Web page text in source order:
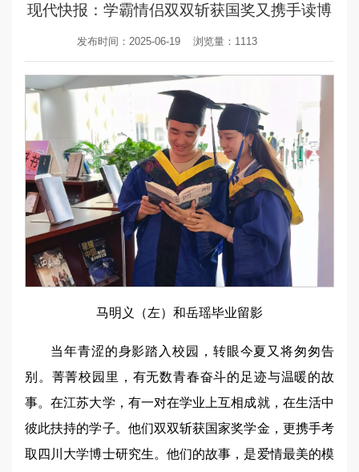
现代快报：学霸情侣双双斩获国奖又携手读博
发布时间：2025-06-19 浏览量： 1113
马明义（左）和岳瑶毕业留影
当年青涩的身影踏入校园，转眼今夏又将匆匆告
别。菁菁校园里，有无数青春奋斗的足迹与温暖的故
事。在江苏大学，有一对在学业上互相成就，在生活中
彼此扶持的学子。他们双双斩获国家奖学金，更携手考
取四川大学博士研究生。他们的故事，是爱情最美的模